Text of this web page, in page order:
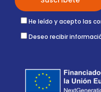
He leído y acepto las
Deseo recibir